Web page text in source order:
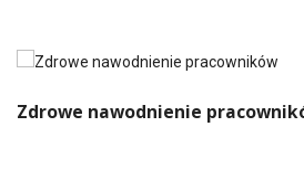
Zdrowe nawodnienie